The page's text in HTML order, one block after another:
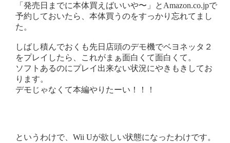
「発売日までに本体買えばいいや〜」とAmazon.co.jpで
予約しておいたら、本体買うのをすっかり忘れてまし
た。
しばし積んでおくも先日店頭のデモ機でベヨネッタ２
をプレイしたら、これがまぁ面白くて面白くて。
ソフトあるのにプレイ出来ない状況にやきもきしてお
ります。
デモじゃなくて本編やりたーい！！！
というわけで、Wii Uが欲しい状態になったわけです。